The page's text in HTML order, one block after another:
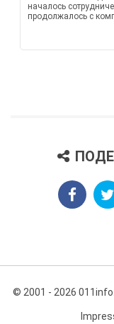
началось
продолжалось с
© 2001 - 2026